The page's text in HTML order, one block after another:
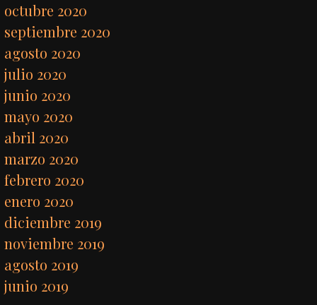
octubre 2020
septiembre 2020
agosto 2020
julio 2020
junio 2020
mayo 2020
abril 2020
marzo 2020
febrero 2020
enero 2020
diciembre 2019
noviembre 2019
agosto 2019
junio 2019